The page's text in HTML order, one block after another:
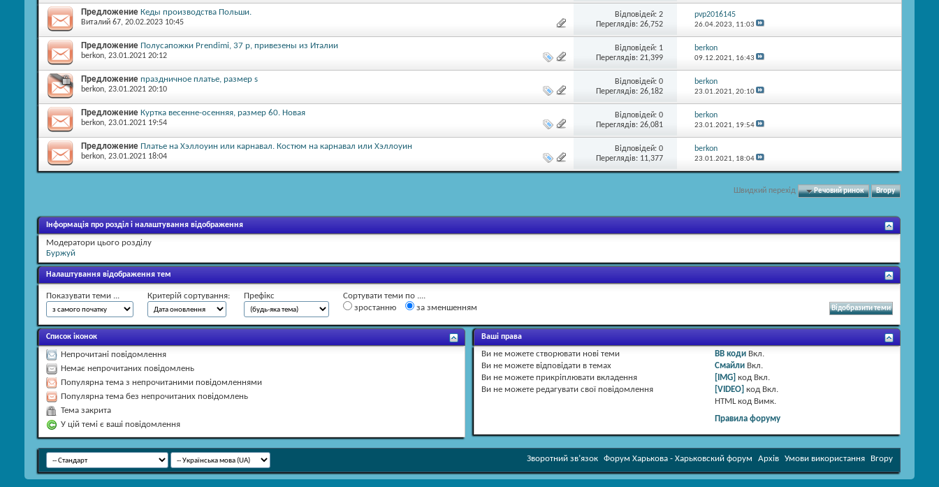
Предложение Кеды производства Польши.
Виталий 67, 20.02.2023 10:45
Відповідей:2
Переглядів: 26,752
pvp2016145
26.04.2023, 11:03
Предложение Полусапожки Prendimi, 37 р, привезены из Италии
berkon, 23.01.2021 20:12
Відповідей: 1
Переглядів: 21,399
berkon
09.12.2021, 16:43
Предложение праздничное платье, размер s
berkon, 23.01.2021 20:10
Відповідей:0
Переглядів: 26,182
berkon
23.01.2021, 20:10
Предложение Куртка весенне-осенняя, размер 60. Новая
berkon, 23.01.2021 19:54
Відповідей:0
Переглядів: 26,081
berkon
23.01.2021, 19:54
Предложение Платье на Хэллоуин или карнавал. Костюм на карнавал или Хэллоуин
berkon, 23.01.2021 18:04
Відповідей:0
Переглядів: 11,377
berkon
23.01.2021, 18:04
Швидкий перехід Речовий ринок Вгору
Інформація про розділ і налаштування відображення
Модератори цього розділу
Буржуй
Налаштування відображення тем
Показувати теми ... Критерій сортування: Префікс
Сортувати теми по ....
зростанню
за зменшенням
Список іконок
Непрочитані повідомлення
Немає непрочитаних повідомлень
Популярна тема з непрочитаними повідомленнями
Популярна тема без непрочитаних повідомлень
Тема закрита
У цій темі є ваші повідомлення
Ваші права
Ви не можете створювати нові теми
Ви не можете відповідати в темах
Ви не можете прикріплювати вкладення
Ви не можете редагувати свої повідомлення
BB коди Вкл.
Смайли Вкл.
[IMG] код Вкл.
[VIDEO] код Вкл.
HTML код Вимк.
Правила форуму
Зворотний зв’язок Форум Харькова - Харьковский форум Архів Умови використання Вгору